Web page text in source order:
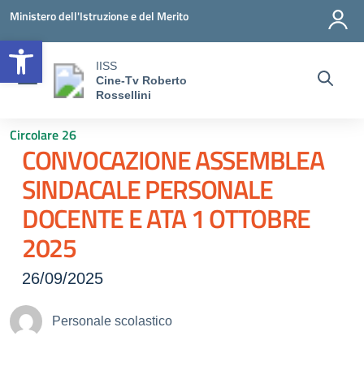
Ministero dell'Istruzione e del Merito
IISS
Cine-Tv Roberto
Rossellini
Circolare 26
CONVOCAZIONE ASSEMBLEA
SINDACALE PERSONALE
DOCENTE E ATA 1 OTTOBRE
2025
26/09/2025
Personale scolastico
Open toolbar